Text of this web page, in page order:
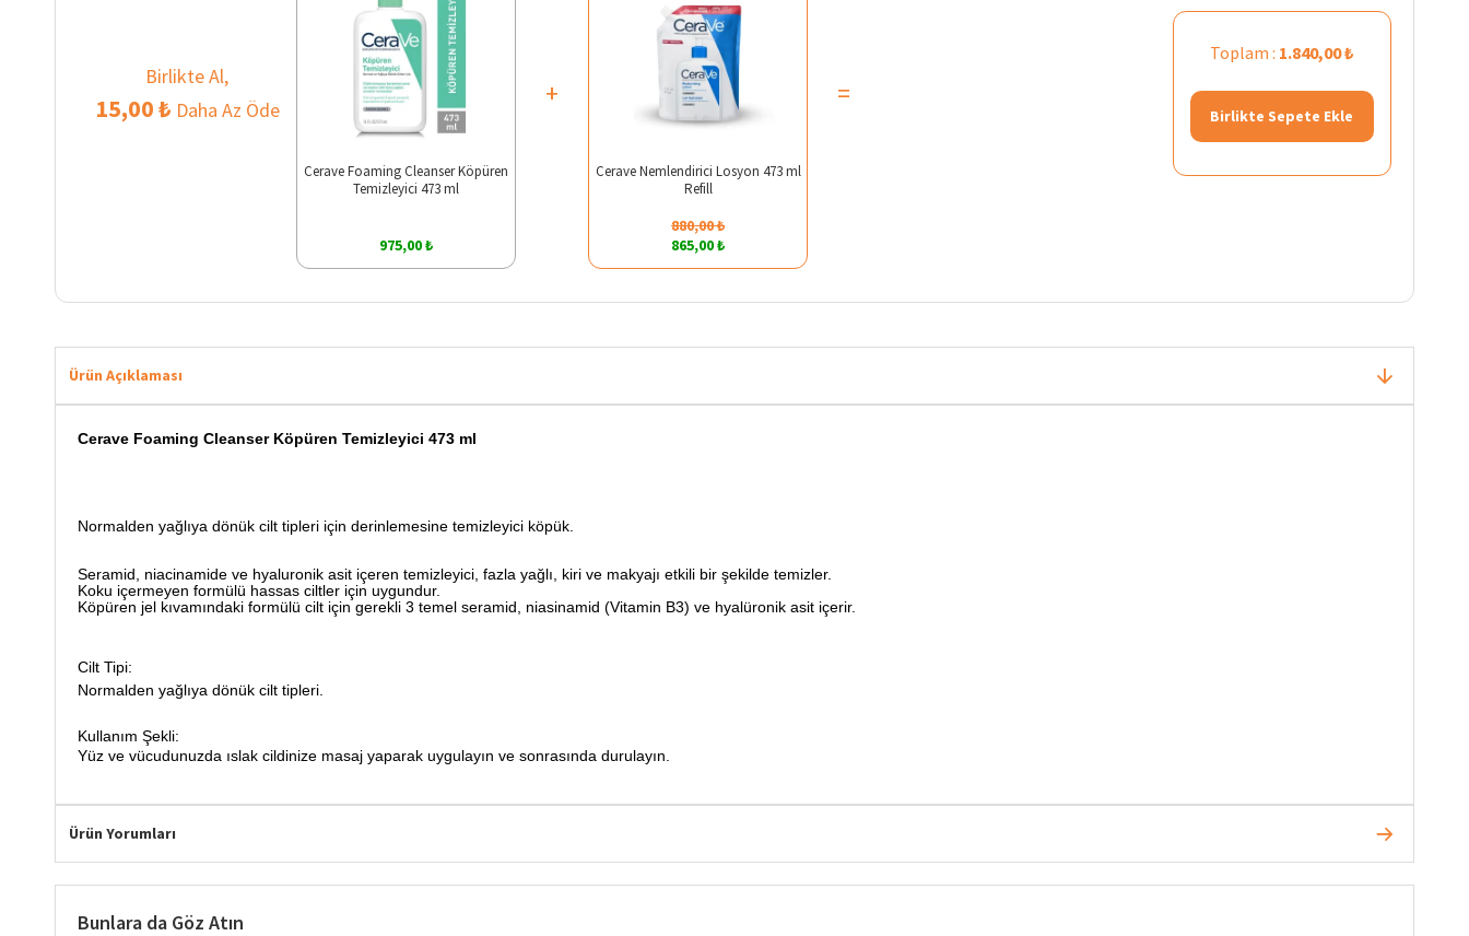
Birlikte Al,
15,00 ₺ Daha Az Öde
Cerave Foaming Cleanser Köpüren
Temizleyici 473 ml
975,00 ₺
+
Cerave Nemlendirici Losyon 473 ml
Refill
880,00 ₺
865,00 ₺
=
Toplam : 1.840,00 ₺
Birlikte Sepete Ekle
Ürün Açıklaması
Cerave Foaming Cleanser Köpüren Temizleyici 473 ml
Normalden yağlıya dönük cilt tipleri için derinlemesine temizleyici köpük.
Seramid, niacinamide ve hyaluronik asit içeren temizleyici, fazla yağlı, kiri ve makyajı etkili bir şekilde temizler.
Koku içermeyen formülü hassas ciltler için uygundur.
Köpüren jel kıvamındaki formülü cilt için gerekli 3 temel seramid, niasinamid (Vitamin B3) ve hyalüronik asit içerir.
Cilt Tipi:
Normalden yağlıya dönük cilt tipleri.
Kullanım Şekli:
Yüz ve vücudunuzda ıslak cildinize masaj yaparak uygulayın ve sonrasında durulayın.
Ürün Yorumları
Bunlara da Göz Atın